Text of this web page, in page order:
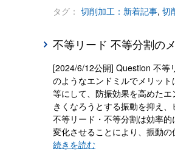
タグ： 切削加工：新着記事, 切
不等リード 不等分割の
[2024/6/12公開] Question 不等
のようなエンドミルでメリッ
等にして、防振効果を高めた
きくなろうとする振動を抑え
不等リード・不等分割は効率
変化させることにより、振動の
続きを読む